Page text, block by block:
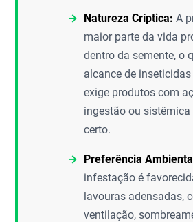
Natureza Críptica: A
maior parte da vida
dentro da semente, o
alcance de
exige produtos com
ingestão ou
certo.
Preferência
infestação é
lavouras adensadas,
ventilação,